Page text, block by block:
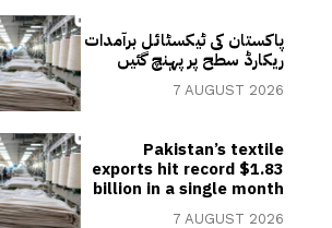
پاکستان کی ٹیکسٹائل برآمدات
ریکارڈ سطح پر پہنچ گئیں
7 AUGUST 2026
Pakistan’s textile
exports hit record $1.83
billion in a single month
7 AUGUST 2026